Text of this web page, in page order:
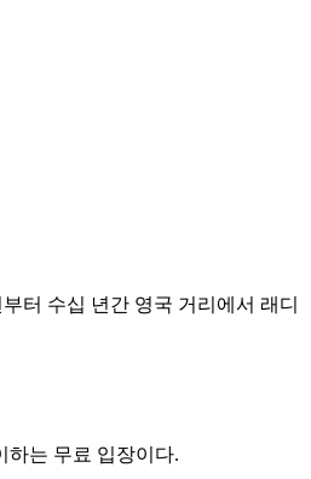
터 수십 년간 영국 거리에서 래디
하는 무료 입장이다.